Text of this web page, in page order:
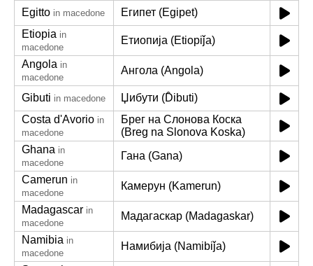
Egitto in macedone
Египет (Egipet)
Etiopia in
macedone
Етиопија (Etiopiǰa)
Angola in
macedone
Ангола (Angola)
Gibuti in macedone
Џибути (D̂ibuti)
Costa d'Avorio in
macedone
Брег на Слонова Коска
(Breg na Slonova Koska)
Ghana in
macedone
Гана (Gana)
Camerun in
macedone
Камерун (Kamerun)
Madagascar in
macedone
Мадагаскар (Madagaskar)
Namibia in
macedone
Намибија (Namibiǰa)